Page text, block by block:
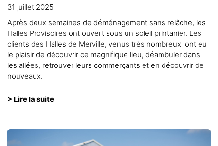
31 juillet 2025
Après deux semaines de déménagement sans relâche, les
Halles Provisoires ont ouvert sous un soleil printanier. Les
clients des Halles de Merville, venus très nombreux, ont eu
le plaisir de découvrir ce magnifique lieu, déambuler dans
les allées, retrouver leurs commerçants et en découvrir de
nouveaux.
> Lire la suite